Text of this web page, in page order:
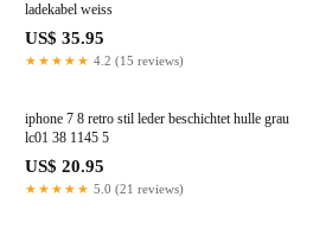
ladekabel weiss
US$ 35.95
★★★★★ 4.2 (15 reviews)
iphone 7 8 retro stil leder beschichtet hulle grau
lc01 38 1145 5
US$ 20.95
★★★★★ 5.0 (21 reviews)